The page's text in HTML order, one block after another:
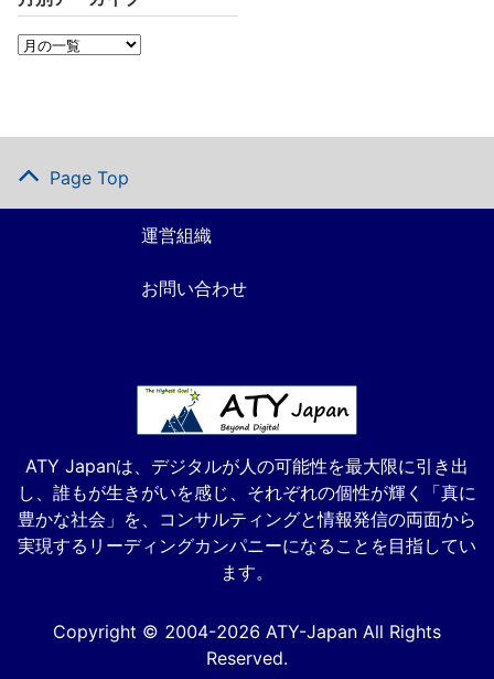
Page Top
運営組織
お問い合わせ
ATY Japanは、デジタルが人の可能性を最大限に引き出
し、誰もが生きがいを感じ、それぞれの個性が輝く「真に
豊かな社会」を、コンサルティングと情報発信の両面から
実現するリーディングカンパニーになることを目指してい
ます。
Copyright © 2004-2026 ATY-Japan All Rights
Reserved.